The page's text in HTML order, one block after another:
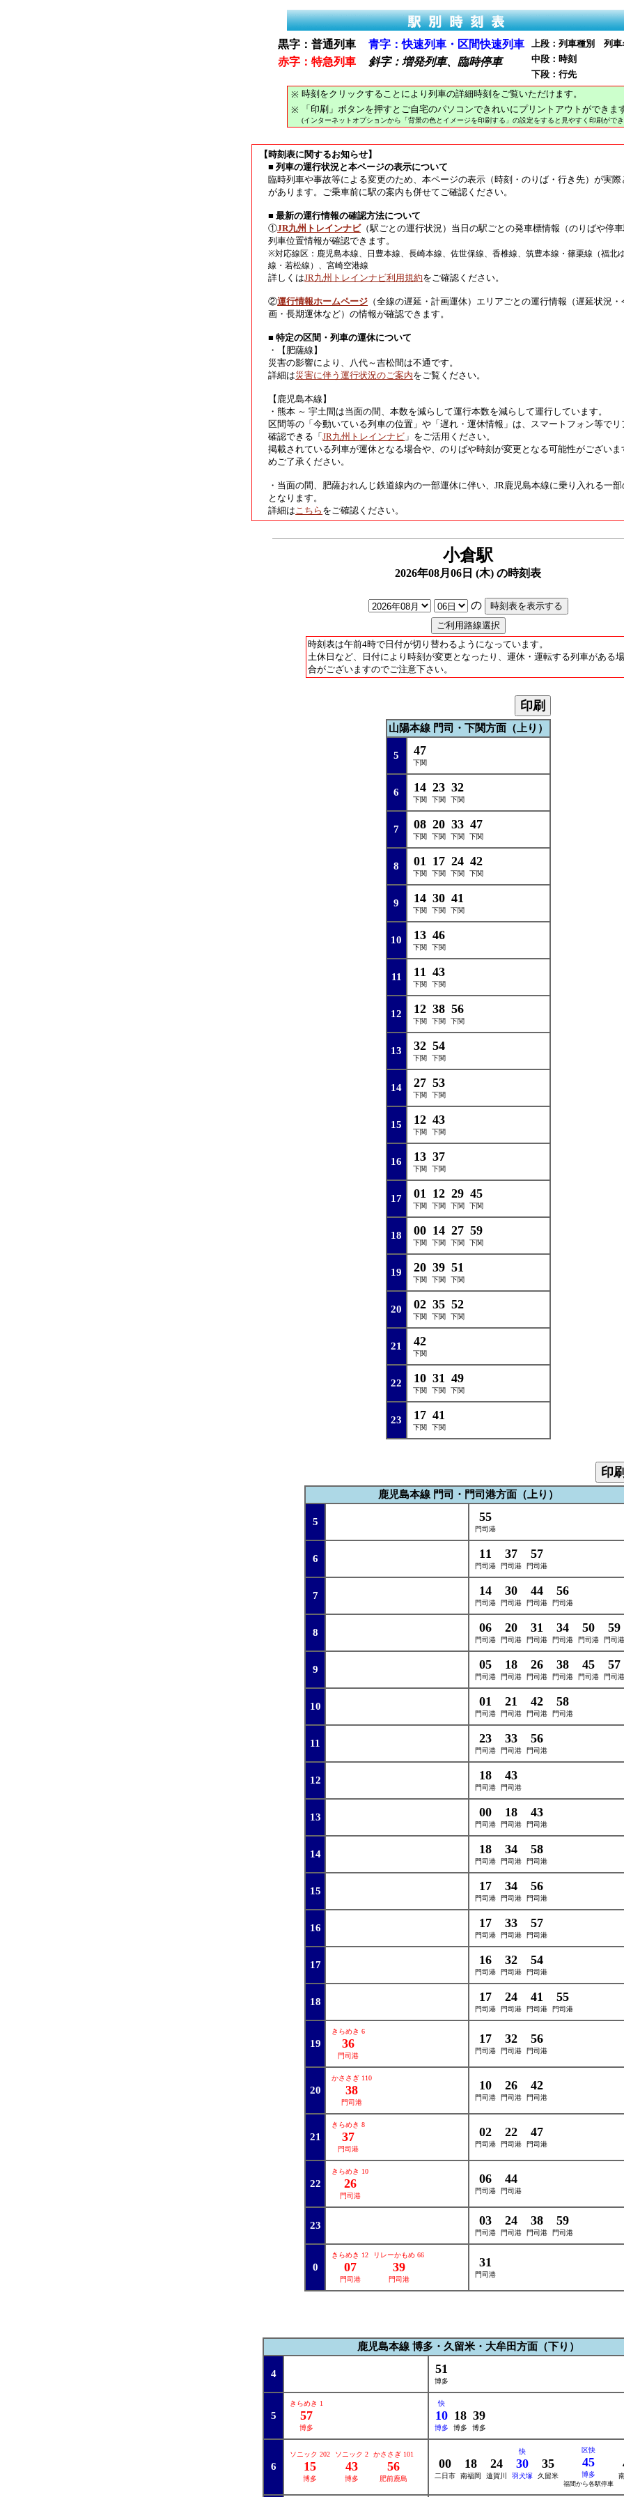
黒字：普通列車
青字：快速列車・区間快速列車
赤字：特急列車
斜字：増発列車、臨時停車
上段：列車種別 列車
中段：時刻
下段：行先
※ 時刻をクリックすることにより列車の詳細時刻をご覧いただけます。
※
「印刷」ボタンを押すとご自宅のパソコンできれいにプリントアウトができま
(インターネットオプションから「背景の色とイメージを印刷する」の設定をすると見やすく印刷がで
【時刻表に関するお知らせ】
■ 列車の運行状況と本ページの表示について
臨時列車や事故等による変更のため、本ページの表示（時刻・のりば・行き先）が実
があります。ご乗車前に駅の案内も併せてご確認ください。
■ 最新の運行情報の確認方法について
①JR九州トレインナビ（駅ごとの運行状況）当日の駅ごとの発車標情報（のりばや停
列車位置情報が確認できます。
※対応線区：鹿児島本線、日豊本線、長崎本線、佐世保線、香椎線、筑豊本線・篠栗線（福北
線・若松線）、宮崎空港線
詳しくはJR九州トレインナビ利用規約をご確認ください。
②運行情報ホームページ （全線の遅延・計画運休）エリアごとの運行情報（遅延状況
画・長期運休など）の情報が確認できます。
■ 特定の区間・列車の運休について
・【肥薩線】
災害の影響により、八代～吉松間は不通です。
詳細は災害に伴う運行状況のご案内をご覧ください。
【鹿児島本線】
・熊本 ～ 宇土間は当面の間、本数を減らして運行本数を減らして運行しています。
区間等の「今動いている列車の位置」や「遅れ・運休情報」は、スマートフォン等で
確認できる「JR九州トレインナビ 」をご活用ください。
掲載されている列車が運休となる場合や、のりばや時刻が変更となる可能性がござい
めご了承ください。
・当面の間、肥薩おれんじ鉄道線内の一部運休に伴い、JR鹿児島本線に乗り入れる一
となります。
詳細はこちら をご確認ください。
小倉駅
2026年08月06日 (木) の時刻表
の
時刻表は午前4時で日付が切り替わるようになっています。
土休日など、日付により時刻が変更となったり、運休・運転する列車がある場
合がございますのでご注意下さい。
印刷
山陽本線 門司・下関方面（上り）
5 47
下関
6 14
下関
23
下関
32
下関
7 08
下関
20
下関
33
下関
47
下関
8 01
下関
17
下関
24
下関
42
下関
9 14
下関
30
下関
41
下関
10 13
下関
46
下関
11 11
下関
43
下関
12 12
下関
38
下関
56
下関
13 32
下関
54
下関
14 27
下関
53
下関
15 12
下関
43
下関
16 13
下関
37
下関
17 01
下関
12
下関
29
下関
45
下関
18 00
下関
14
下関
27
下関
59
下関
19 20
下関
39
下関
51
下関
20 02
下関
35
下関
52
下関
21 42
下関
22 10
下関
31
下関
49
下関
23 17
下関
41
下関
印
鹿児島本線 門司・門司港方面（上り）
5 55
門司港
6 11
門司港
37
門司港
57
門司港
7 14
門司港
30
門司港
44
門司港
56
門司港
8 06
門司港
20
門司港
31
門司港
34
門司港
50
門司港
59
門司港
9 05
門司港
18
門司港
26
門司港
38
門司港
45
門司港
57
門司港
10 01
門司港
21
門司港
42
門司港
58
門司港
11 23
門司港
33
門司港
56
門司港
12 18
門司港
43
門司港
13 00
門司港
18
門司港
43
門司港
14 18
門司港
34
門司港
58
門司港
15 17
門司港
34
門司港
56
門司港
16 17
門司港
33
門司港
57
門司港
17 16
門司港
32
門司港
54
門司港
18 17
門司港
24
門司港
41
門司港
55
門司港
19
きらめき 6
36
門司港
17
門司港
32
門司港
56
門司港
20
かささぎ 110
38
門司港
10
門司港
26
門司港
42
門司港
21
きらめき 8
37
門司港
02
門司港
22
門司港
47
門司港
22
きらめき 10
26
門司港
06
門司港
44
門司港
23 03
門司港
24
門司港
38
門司港
59
門司港
0
きらめき 12
07
門司港
リレーかもめ 66
39
門司港
31
門司港
鹿児島本線 博多・久留米・大牟田方面（下り）
4 51
博多
5
きらめき 1
57
博多
快
10
博多
18
博多
39
博多
6
ソニック 202
15
博多
ソニック 2
43
博多
かささぎ 101
56
肥前鹿島
00
二日市
18
南福岡
24
遠賀川
快
30
羽犬塚
35
久留米
区快
45
博多
福間から各駅停車